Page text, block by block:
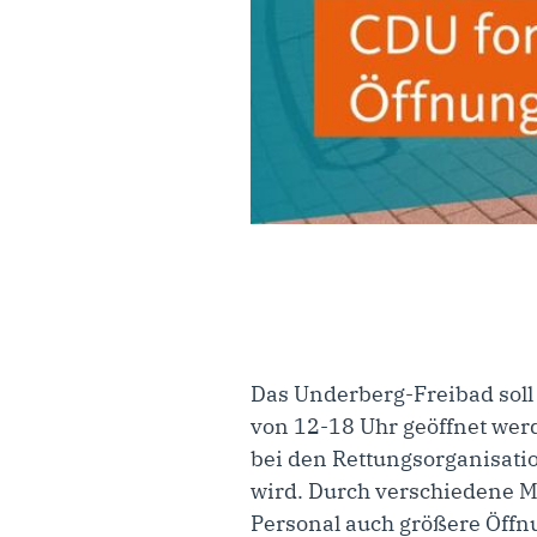
Das Underberg-Freibad
von 12-18 Uhr geöffnet
bei den
wird. Durch verschiedene
Personal auch größere